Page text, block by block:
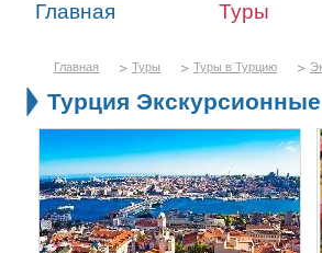
Главная Туры
Главная Туры Туры в Турцию
Турция